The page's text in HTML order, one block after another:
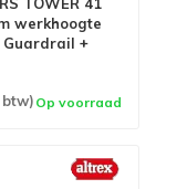
werkhoogte
Guardrail +
btw) Op voorraad